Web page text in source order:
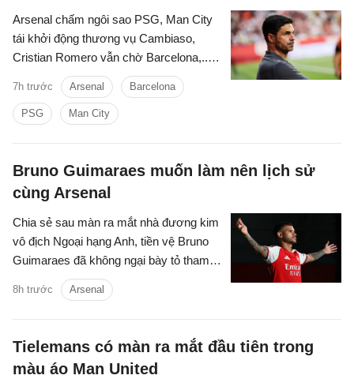
Arsenal chấm ngôi sao PSG, Man City
tái khởi động thương vụ Cambiaso,
Cristian Romero vẫn chờ Barcelona,...là
những tin tức bóng đá nổi bật trong điểm
tin bóng đá sáng 9/8.
7h trước Arsenal Barcelona
PSG Man City
Bruno Guimaraes muốn làm nên lịch sử
cùng Arsenal
Chia sẻ sau màn ra mắt nhà đương kim
vô địch Ngoại hạng Anh, tiền vệ Bruno
Guimaraes đã không ngại bày tỏ tham
vọng giành danh hiệu và cùng Pháo thủ
tạo nên những điều lớn lao.
8h trước Arsenal
Tielemans có màn ra mắt đầu tiên trong
màu áo Man United